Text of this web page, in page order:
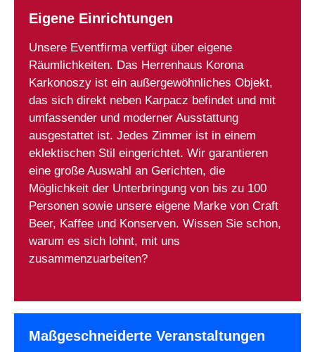
Eigene Einrichtungen
Unsere Eventfirma verfügt über eigene
Räumlichkeiten. Das Herrenhaus Korona
Karkonoszy ist ein außergewöhnliches Objekt,
das sich direkt neben Karpacz befindet und mit
umfassender und moderner Ausstattung
ausgestattet ist. Jedes Zimmer ist in einem
eklektischen Stil eingerichtet. Wir garantieren
eine große Auswahl an Gerichten, die
Möglichkeit der Unterbringung von bis zu 100
Personen sowie unsere eigene Marke von Craft
Beer, Kaffee und Konserven. Wissen Sie schon,
warum es sich lohnt, mit uns
zusammenzuarbeiten?
Maßgeschneiderte Veranstaltungen